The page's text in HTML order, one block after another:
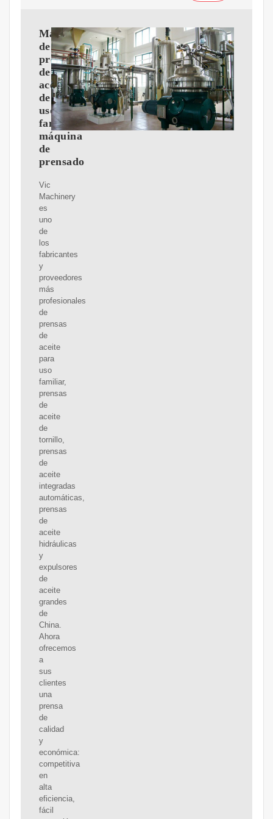
Máquina
de
prensado
de
aceite
de
uso
familiar,
máquina
de
prensado
Vic
Machinery
es
uno
de
los
fabricantes
y
proveedores
más
profesionales
de
prensas
de
aceite
para
uso
familiar,
prensas
de
aceite
de
tornillo,
prensas
de
aceite
integradas
automáticas,
prensas
de
aceite
hidráulicas
y
expulsores
de
aceite
grandes
de
China.
Ahora
ofrecemos
a
sus
clientes
una
prensa
de
calidad
y
económica:
competitiva
en
alta
eficiencia,
fácil